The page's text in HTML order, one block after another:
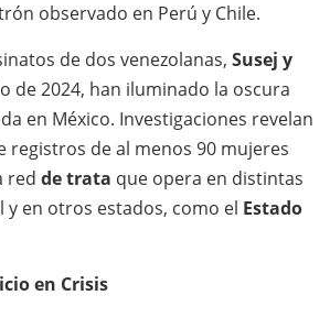
observado en Perú y Chile.
de dos venezolanas, Susej y
de 2024, han iluminado la oscura
en México. Investigaciones revelan
registros de al menos 90 mujeres
red de trata que opera en distintas
y en otros estados, como el Estado
en Crisis